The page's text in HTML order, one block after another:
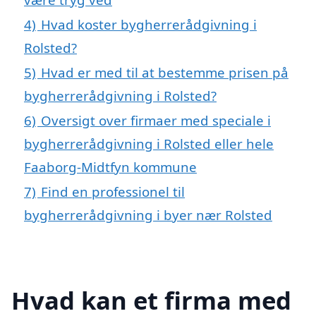
4) Hvad koster bygherrerådgivning i
Rolsted?
5) Hvad er med til at bestemme prisen på
bygherrerådgivning i Rolsted?
6) Oversigt over firmaer med speciale i
bygherrerådgivning i Rolsted eller hele
Faaborg-Midtfyn kommune
7) Find en professionel til
bygherrerådgivning i byer nær Rolsted
Hvad kan et firma med